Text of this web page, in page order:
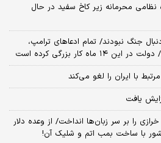
نظامی محرمانه زیر کاخ سفید در حال
جنگ نبودند/ تمام ادعاهای ترامپ،
کار بزرگی کرده است
با ایران را لغو می‌کند
را بر سر زبان‌ها انداخت/ از وعده دلار